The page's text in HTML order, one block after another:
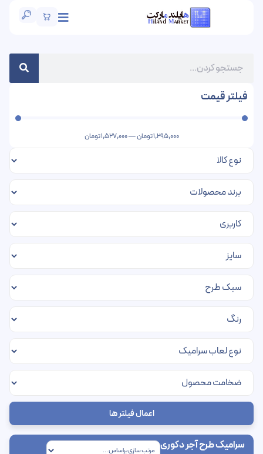
فیلتر قیمت
1,295,000تومان—
1,527,000تومان
اعمال فیلتر ها
سرامیک طرح آجر دکوری